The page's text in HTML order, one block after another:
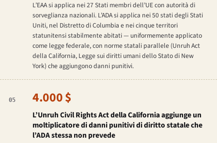
L’EAA si applica nei 27 Stati membri dell’UE con autorità di
sorveglianza nazionali. L’ADA si applica nei 50 stati degli Stati
Uniti, nel Distretto di Columbia e nei cinque territori
statunitensi stabilmente abitati — uniformemente applicato
come legge federale, con norme statali parallele (Unruh Act
della California, Legge sui diritti umani dello Stato di New
York) che aggiungono danni punitivi.
05 4.000 $
L’Unruh Civil Rights Act della California aggiunge un
moltiplicatore di danni punitivi di diritto statale che
l’ADA stessa non prevede